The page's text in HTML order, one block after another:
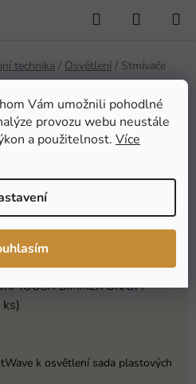
Vám umožnili pohodlné
provozu webu neustále
a použitelnost. Více
Hledat
technika / Osvětlení / Stmívače
čidlo teploty
(1-4 týdny)
TOUCH DIMMER ON/OFF
k osvětlení sada plastových